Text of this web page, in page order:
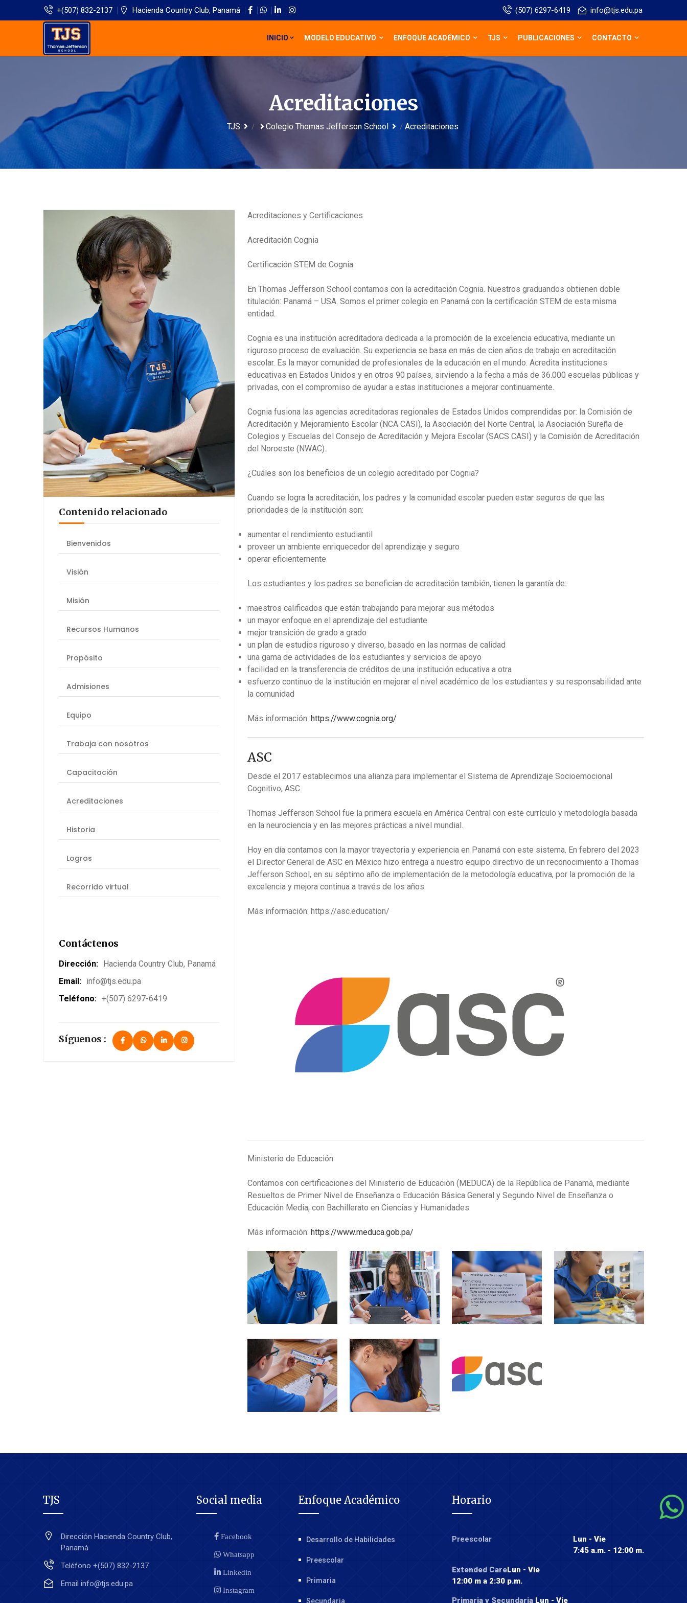
+(507) 832-2137 Hacienda Country Club, Panamá (507) 6297-6419 info@tjs.edu.pa
INICIO MODELO EDUCATIVO ENFOQUE ACADÉMICO TJS PUBLICACIONES CONTACTO
Acreditaciones
TJS / Colegio Thomas Jefferson School / Acreditaciones
Contenido relacionado
Bienvenidos
Visión
Misión
Recursos Humanos
Propósito
Admisiones
Equipo
Trabaja con nosotros
Capacitación
Acreditaciones
Historia
Logros
Recorrido virtual
Contáctenos
Dirección: Hacienda Country Club, Panamá
Email: info@tjs.edu.pa
Teléfono: +(507) 6297-6419
Síguenos :
Acreditaciones y Certificaciones
Acreditación Cognia
Certificación STEM de Cognia
En Thomas Jefferson School contamos con la acreditación Cognia. Nuestros graduandos obtienen doble
titulación: Panamá – USA. Somos el primer colegio en Panamá con la certificación STEM de esta misma
entidad.
Cognia es una institución acreditadora dedicada a la promoción de la excelencia educativa, mediante un
riguroso proceso de evaluación. Su experiencia se basa en más de cien años de trabajo en acreditación
escolar. Es la mayor comunidad de profesionales de la educación en el mundo. Acredita instituciones
educativas en Estados Unidos y en otros 90 países, sirviendo a la fecha a más de 36.000 escuelas públicas y
privadas, con el compromiso de ayudar a estas instituciones a mejorar continuamente.
Cognia fusiona las agencias acreditadoras regionales de Estados Unidos comprendidas por: la Comisión de
Acreditación y Mejoramiento Escolar (NCA CASI), la Asociación del Norte Central, la Asociación Sureña de
Colegios y Escuelas del Consejo de Acreditación y Mejora Escolar (SACS CASI) y la Comisión de Acreditación
del Noroeste (NWAC).
¿Cuáles son los beneficios de un colegio acreditado por Cognia?
Cuando se logra la acreditación, los padres y la comunidad escolar pueden estar seguros de que las
prioridades de la institución son:
aumentar el rendimiento estudiantil
proveer un ambiente enriquecedor del aprendizaje y seguro
operar eficientemente
Los estudiantes y los padres se benefician de acreditación también, tienen la garantía de:
maestros calificados que están trabajando para mejorar sus métodos
un mayor enfoque en el aprendizaje del estudiante
mejor transición de grado a grado
un plan de estudios riguroso y diverso, basado en las normas de calidad
una gama de actividades de los estudiantes y servicios de apoyo
facilidad en la transferencia de créditos de una institución educativa a otra
esfuerzo continuo de la institución en mejorar el nivel académico de los estudiantes y su responsabilidad ante
la comunidad
Más información: https://www.cognia.org/
ASC
Desde el 2017 establecimos una alianza para implementar el Sistema de Aprendizaje Socioemocional
Cognitivo, ASC.
Thomas Jefferson School fue la primera escuela en América Central con este currículo y metodología basada
en la neurociencia y en las mejores prácticas a nivel mundial.
Hoy en día contamos con la mayor trayectoria y experiencia en Panamá con este sistema. En febrero del 2023
el Director General de ASC en México hizo entrega a nuestro equipo directivo de un reconocimiento a Thomas
Jefferson School, en su séptimo año de implementación de la metodología educativa, por la promoción de la
excelencia y mejora continua a través de los años.
Más información: https://asc.education/
Ministerio de Educación
Contamos con certificaciones del Ministerio de Educación (MEDUCA) de la República de Panamá, mediante
Resueltos de Primer Nivel de Enseñanza o Educación Básica General y Segundo Nivel de Enseñanza o
Educación Media, con Bachillerato en Ciencias y Humanidades.
Más información: https://www.meduca.gob.pa/
TJS
Dirección Hacienda Country Club,
Panamá
Teléfono +(507) 832-2137
Email info@tjs.edu.pa
Social media
Facebook
Whatsapp
Linkedin
Instagram
Enfoque Académico
Desarrollo de Habilidades
Preescolar
Primaria
Secundaria
Horario
Preescolar
Lun - Vie
7:45 a.m. - 12:00 m.
Extended CareLun - Vie
12:00 m a 2:30 p.m.
Primaria y Secundaria Lun - Vie